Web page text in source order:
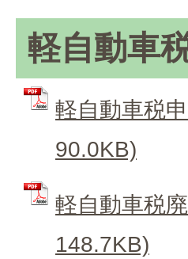
軽自動車
軽自動車税
90.0KB)
軽自動車税
148.7KB)